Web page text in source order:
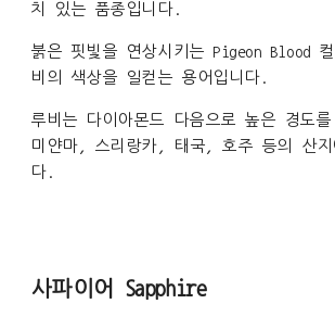
치 있는 품종입니다.
붉은 핏빛을 연상시키는 Pigeon Blood
비의 색상을 일컫는 용어입니다.
루비는 다이아몬드 다음으로 높은 경도
미얀마, 스리랑카, 태국, 호주 등의 산지
다.
사파이어 Sapphire